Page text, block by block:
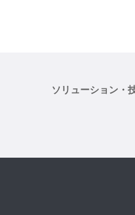
ソリューション・